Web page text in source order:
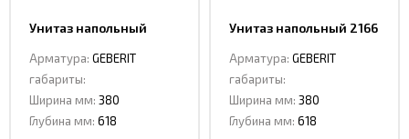
Унитаз напольный
Арматура: GEBERIT
габариты:
Ширина мм: 380
Глубина мм: 618
Унитаз напольный 2166
Арматура: GEBERIT
габариты:
Ширина мм: 380
Глубина мм: 618